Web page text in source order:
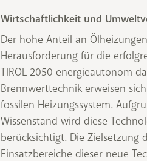
Wirtschaftlichkeit und
Der hohe Anteil an
Herausforderung für die
TIROL 2050 energieautonom
Brennwerttechnik erweisen
fossilen Heizungssystem.
Wissenstand wird diese
berücksichtigt. Die Zielsetzung
Einsatzbereiche dieser neue